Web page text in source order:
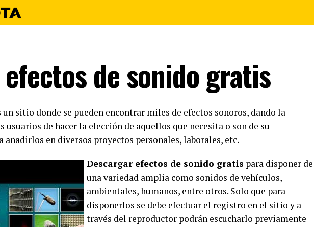
de sonido gratis
un sitio donde se pueden encontrar miles de efectos sonoros, dando la
usuarios de hacer la elección de aquellos que necesita o son de su
añadirlos en diversos proyectos personales,laborales, etc.
Descargarefectos de sonido gratis para disponer de
una variedad amplia como sonidos de vehículos,
ambientales, humanos, entre otros. Solo que para
disponerlos se debe efectuar el registro en el sitio y a
través del reproductor podrán escucharlo previamente